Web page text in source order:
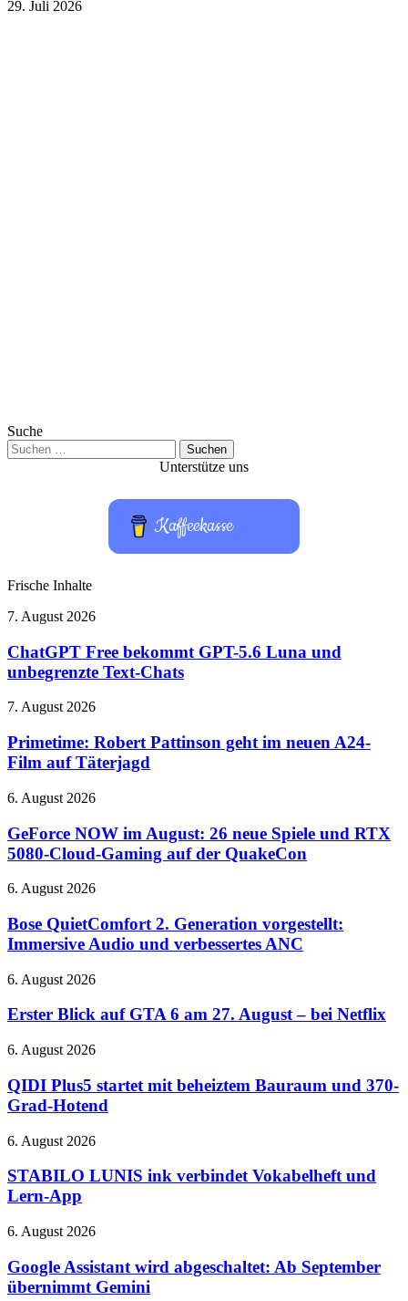
29. Juli 2026
Suche
Suchen
nach:
Unterstütze uns
Kaffeekasse
Frische Inhalte
ChatGPT
bekommt
GPT-
5.6
und
Text-
Chats
7. August 2026
ChatGPT Free bekommt GPT-5.6 Luna und
unbegrenzte Text-Chats
Primetime:
Pattinson
geht
im
A24-
auf
Täterjagd
7. August 2026
Primetime: Robert Pattinson geht im neuen A24-
Film auf Täterjagd
GeForce
im
August:
26
Spiele
RTX
5080-
Gaming
der
QuakeCon
6. August 2026
GeForce NOW im August: 26 neue Spiele und RTX
5080-Cloud-Gaming auf der QuakeCon
Bose
2.
Generation
vorgestellt:
Audio
verbessertes
6. August 2026
Bose QuietComfort 2. Generation vorgestellt:
Immersive Audio und verbessertes ANC
Erster
auf
6
27.
August
–
Netflix
6. August 2026
Erster Blick auf GTA 6 am 27. August – bei Netflix
QIDI
startet
mit
beheiztem
und
Grad-
Hotend
6. August 2026
QIDI Plus5 startet mit beheiztem Bauraum und 370-
Grad-Hotend
STABILO
ink
verbindet
Vokabelheft
Lern-
6. August 2026
STABILO LUNIS ink verbindet Vokabelheft und
Lern-App
Google
wird
abgeschaltet:
Ab
6. August 2026
Google Assistant wird abgeschaltet: Ab September
übernimmt Gemini